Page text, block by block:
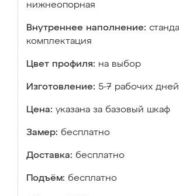
нижнеопорная
Внутреннее наполнение:
комплектация
Цвет профиля: на выбор
Изготовление: 5-7 рабочих дней
Цена: указана за базовый шкаф
Замер: бесплатно
Доставка: бесплатно
Подъём: бесплатно